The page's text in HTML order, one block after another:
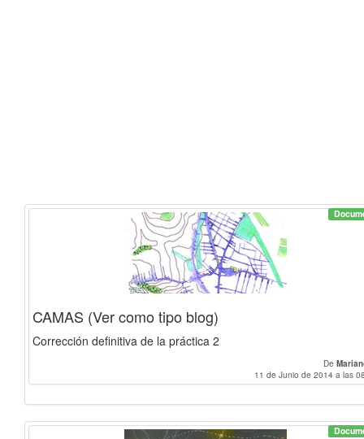
CAMAS (Ver como tipo blog)
Corrección definitiva de la práctica 2
De
11 de Junio de 2014 a las